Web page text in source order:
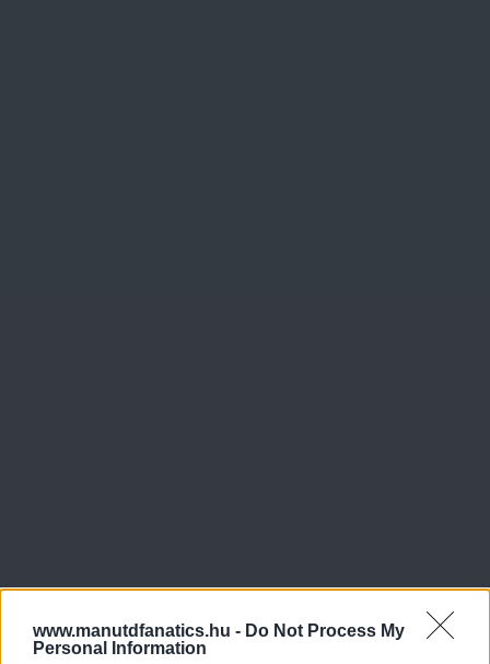
www.manutdfanatics.hu - Do Not Process My
Personal Information